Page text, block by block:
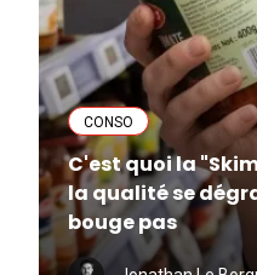
CONSO
C'est quoi la
la qualité se
bouge pas